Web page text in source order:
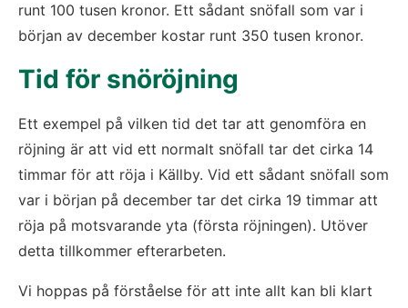
runt 100 tusen kronor. Ett sådant snöfall som var i
början av december kostar runt 350 tusen kronor.
Tid för snöröjning
Ett exempel på vilken tid det tar att genomföra en
röjning är att vid ett normalt snöfall tar det cirka 14
timmar för att röja i Källby. Vid ett sådant snöfall som
var i början på december tar det cirka 19 timmar att
röja på motsvarande yta (första röjningen). Utöver
detta tillkommer efterarbeten.
Vi hoppas på förståelse för att inte allt kan bli klart